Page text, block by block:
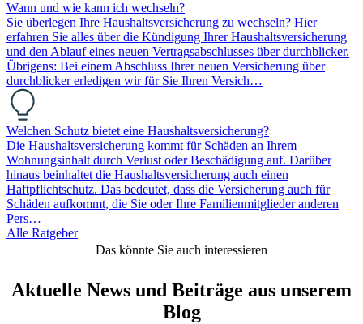
Wann und wie kann ich wechseln?
Sie überlegen Ihre Haushaltsversicherung zu wechseln? Hier
erfahren Sie alles über die Kündigung Ihrer Haushaltsversicherung
und den Ablauf eines neuen Vertragsabschlusses über durchblicker.
Übrigens: Bei einem Abschluss Ihrer neuen Versicherung über
durchblicker erledigen wir für Sie Ihren Versich…
Welchen Schutz bietet eine Haushaltsversicherung?
Die Haushaltsversicherung kommt für Schäden an Ihrem
Wohnungsinhalt durch Verlust oder Beschädigung auf. Darüber
hinaus beinhaltet die Haushaltsversicherung auch einen
Haftpflichtschutz. Das bedeutet, dass die Versicherung auch für
Schäden aufkommt, die Sie oder Ihre Familienmitglieder anderen
Pers…
Alle Ratgeber
Das könnte Sie auch interessieren
Aktuelle News und Beiträge aus unserem
Blog